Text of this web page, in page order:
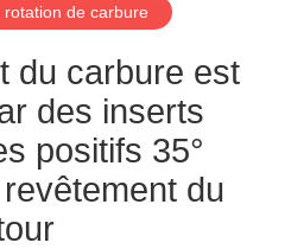
rotation de carbure
du carbure est
des inserts
positifs 35°
du